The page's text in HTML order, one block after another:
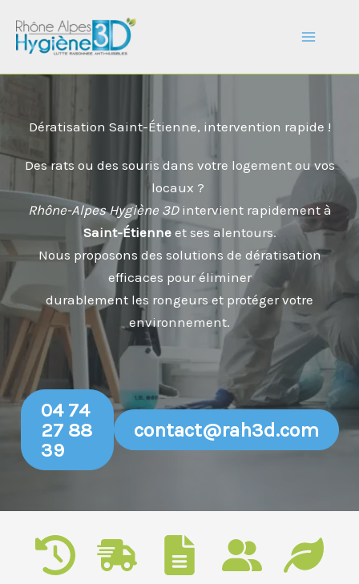
contenu
Dératisation Saint-Étienne, intervention rapide !
Des rats ou des souris dans votre logement ou vos
locaux ?
Rhône-Alpes Hygiène 3Dintervient rapidement à
Saint-Étienneet ses alentours.
Nous proposons des solutions de dératisation
efficaces pour éliminer
durablement les rongeurs et protéger votre
environnement.
04 74
27 88
39
contact@rah3d.com